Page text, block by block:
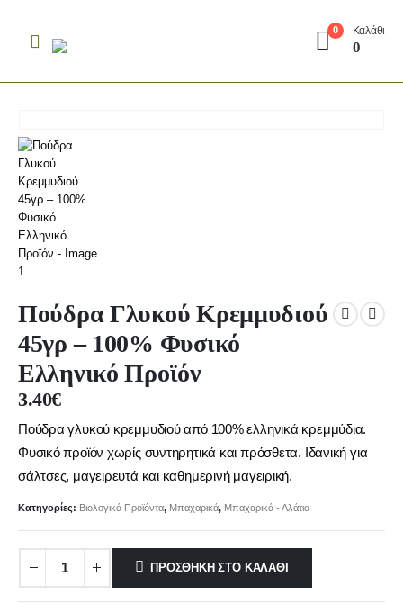
0 Καλάθι
0
Πούδρα Γλυκού Κρεμμυδιού
45γρ – 100% Φυσικό
Ελληνικό Προϊόν
3.40€
Πούδρα γλυκού κρεμμυδιού από 100% ελληνικά κρεμμύδια.
Φυσικό προϊόν χωρίς συντηρητικά και πρόσθετα. Ιδανική για
σάλτσες, μαγειρευτά και καθημερινή μαγειρική.
Κατηγορίες: Βιολογικά Προϊόντα, Μπαχαρικά, Μπαχαρικά - Αλάτια
ΠΡΟΣΘΉΚΗ ΣΤΟ ΚΑΛΆΘΙ